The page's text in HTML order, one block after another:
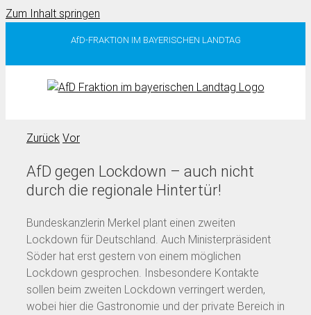
Zum Inhalt springen
AfD-FRAKTION IM BAYERISCHEN LANDTAG
Zurück Vor
AfD gegen Lockdown – auch nicht
durch die regionale Hintertür!
Bundeskanzlerin Merkel plant einen zweiten
Lockdown für Deutschland. Auch Ministerpräsident
Söder hat erst gestern von einem möglichen
Lockdown gesprochen. Insbesondere Kontakte
sollen beim zweiten Lockdown verringert werden,
wobei hier die Gastronomie und der private Bereich in